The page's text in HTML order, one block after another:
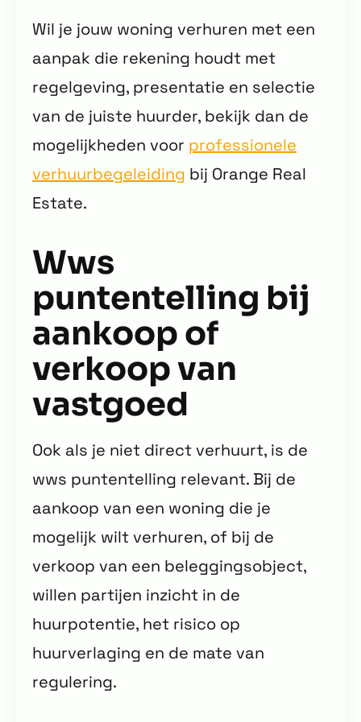
Wil je jouw woning verhuren met een
aanpak die rekening houdt met
regelgeving, presentatie en selectie
van de juiste huurder, bekijk dan de
mogelijkheden voor professionele
verhuurbegeleiding bij Orange Real
Estate.
Wws
puntentelling bij
aankoop of
verkoop van
vastgoed
Ook als je niet direct verhuurt, is de
wws puntentelling relevant. Bij de
aankoop van een woning die je
mogelijk wilt verhuren, of bij de
verkoop van een beleggingsobject,
willen partijen inzicht in de
huurpotentie, het risico op
huurverlaging en de mate van
regulering.